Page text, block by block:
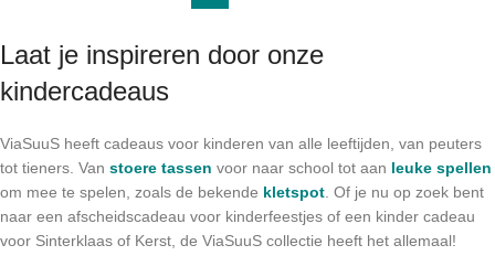
Laat je inspireren door onze
kindercadeaus
ViaSuuS heeft cadeaus voor kinderen van alle leeftijden, van peuters
tot tieners. Van stoere tassen voor naar school tot aan leuke spellen
om mee te spelen, zoals de bekende kletspot . Of je nu op zoek bent
naar een afscheidscadeau voor kinderfeestjes of een kinder cadeau
voor Sinterklaas of Kerst, de ViaSuuS collectie heeft het allemaal!